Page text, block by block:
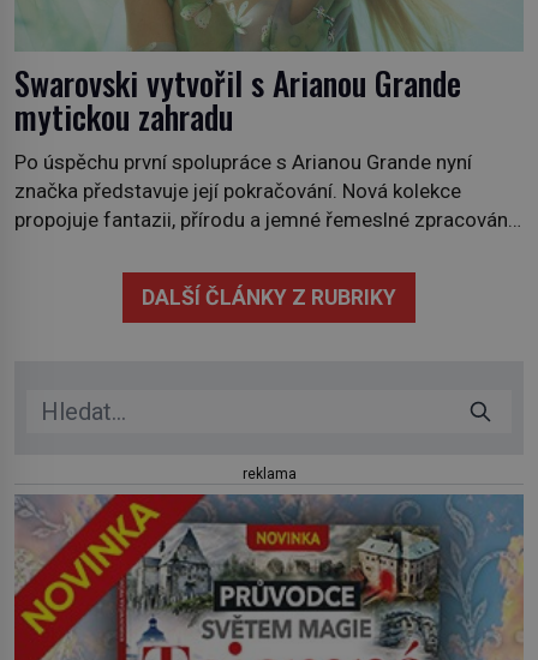
Swarovski vytvořil s Arianou Grande
mytickou zahradu
Po úspěchu první spolupráce s Arianou Grande nyní
značka představuje její pokračování. Nová kolekce
propojuje fantazii, přírodu a jemné řemeslné zpracování
třicítka šperků působí hravě a zároveň rafinovaně.
Spolupráce mezi značkou Swarovski a zpěvačkou a
DALŠÍ ČLÁNKY Z RUBRIKY
reklama